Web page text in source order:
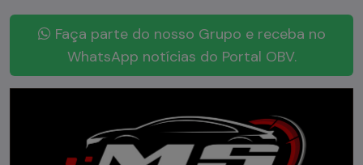
Faça parte do nosso Grupo e receba no
WhatsApp notícias do Portal OBV.